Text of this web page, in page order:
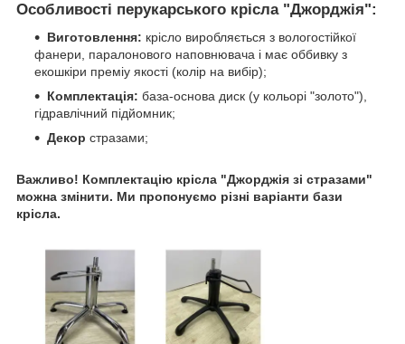
Особливості перукарського крісла "Джорджія":
Виготовлення: крісло виробляється з вологостійкої
фанери, паралонового наповнювача і має оббивку з
екошкіри преміу якості (колір на вибір);
Комплектація: база-основа диск (у кольорі "золото"),
гідравлічний підйомник;
Декор стразами;
Важливо! Комплектацію крісла "Джорджія зі стразами"
можна змінити. Ми пропонуємо різні варіанти бази
крісла.